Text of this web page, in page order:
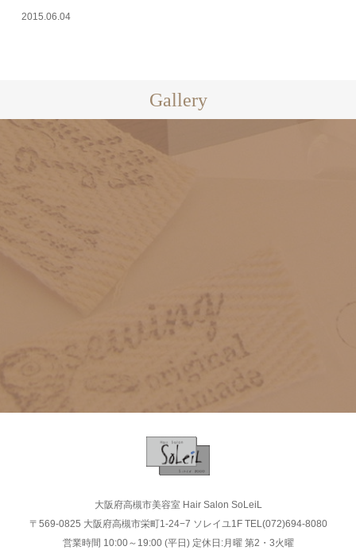
2015.06.04
Gallery
大阪府高槻市美容室 Hair Salon SoLeiL
〒569-0825 大阪府高槻市栄町1-24−7 ソレイユ1F TEL(072)694-8080
営業時間 10:00～19:00 (平日) 定休日:月曜 第2・3火曜